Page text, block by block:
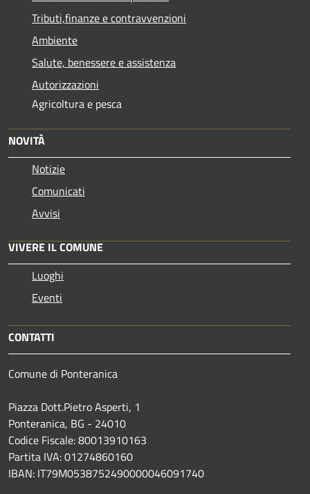
Tributi,finanze e contravvenzioni
Ambiente
Salute, benessere e assistenza
Autorizzazioni
Agricoltura e pesca
NOVITÀ
Notizie
Comunicati
Avvisi
VIVERE IL COMUNE
Luoghi
Eventi
CONTATTI
Comune di Ponteranica
Piazza Dott.Pietro Asperti, 1
Ponteranica, BG - 24010
Codice Fiscale: 80013910163
Partita IVA: 01274860160
IBAN: IT79M0538752490000046091740